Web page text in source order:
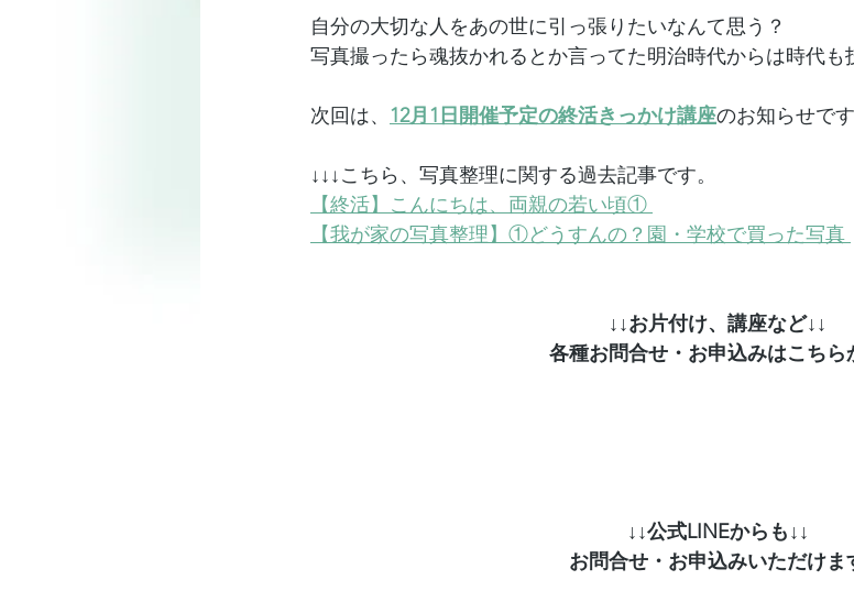
自分の大切な人をあの世に引っ張りたいなんて思う？
写真撮ったら魂抜かれるとか言ってた明治時代からは時代も
次回は、 12月1日開催予定の終活きっかけ講座のお知らせです
↓↓↓こちら、写真整理に関する過去記事です。
【終活】こんにちは、両親の若い頃①
【我が家の写真整理】①どうすんの？園・学校で買った写真
↓↓お片付け、講座など↓↓
各種お問合せ・お申込みはこちら
↓↓公式LINEからも↓↓
お問合せ・お申込みいただけま